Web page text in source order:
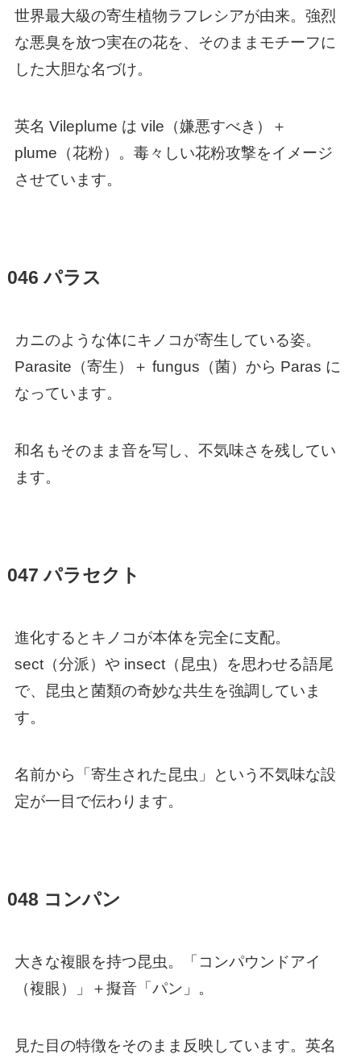
世界最大級の寄生植物ラフレシアが由来。強烈
な悪臭を放つ実在の花を、そのままモチーフに
した大胆な名づけ。
英名 Vileplume は vile（嫌悪すべき）＋
plume（花粉）。毒々しい花粉攻撃をイメージ
させています。
046 パラス
カニのような体にキノコが寄生している姿。
Parasite（寄生）＋ fungus（菌）から Paras に
なっています。
和名もそのまま音を写し、不気味さを残してい
ます。
047 パラセクト
進化するとキノコが本体を完全に支配。
sect（分派）や insect（昆虫）を思わせる語尾
で、昆虫と菌類の奇妙な共生を強調していま
す。
名前から「寄生された昆虫」という不気味な設
定が一目で伝わります。
048 コンパン
大きな複眼を持つ昆虫。「コンパウンドアイ
（複眼）」＋擬音「パン」。
見た目の特徴をそのまま反映しています。英名